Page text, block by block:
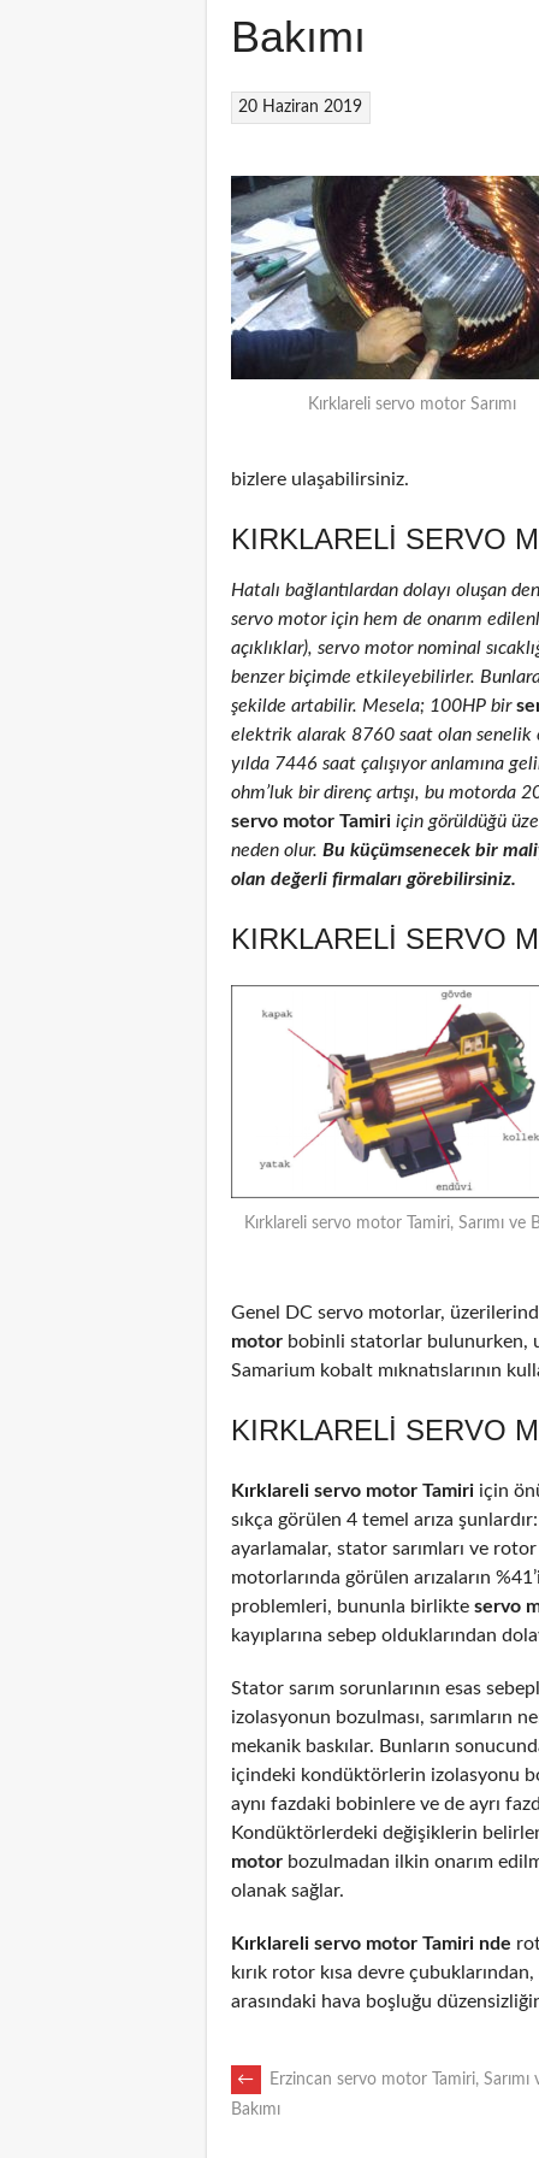
Bakımı
20 Haziran 2019
Kırklareli servo motor Sarımı
bizlere ulaşabilirsiniz.
KIRKLARELI SERVO
Hatalı bağlantılardan dolayı oluşan
servo motor için hem de onarım
açıklıklar), servo motor nominal
benzer biçimde etkileyebilirler.
şekilde artabilir. Mesela; 100HP bir
elektrik alarak 8760 saat olan senelik
yılda 7446 saat çalışıyor anlamına
ohm’luk bir direnç artışı, bu motorda
servo motor Tamiri için görüldüğü
neden olur. Bu küçümsenecek bir
olan değerli firmaları görebilirsiniz.
KIRKLARELI SERVO
Kırklareli servo motor Tamiri, Sarımı ve
Genel DC servo motorlar,
motor bobinli statorlar bulunurken,
Samarium kobalt mıknatıslarının
KIRKLARELI SERVO
Kırklareli servo motor Tamiri için
sıkça görülen 4 temel arıza
ayarlamalar, stator sarımları ve
motorlarında görülen arızaların
problemleri, bununla birlikte servo
kayıplarına sebep olduklarından
Stator sarım sorunlarının esas
izolasyonun bozulması, sarımların
mekanik baskılar. Bunların
içindeki kondüktörlerin izolasyonu
aynı fazdaki bobinlere ve de ayrı
Kondüktörlerdeki değişiklerin
motor bozulmadan ilkin onarım
olanak sağlar.
Kırklareli servo motor Tamiri nde
kırık rotor kısa devre
arasındaki hava boşluğu
POST
←
Erzincan servo motor Tamiri, Sarımı
Bakımı